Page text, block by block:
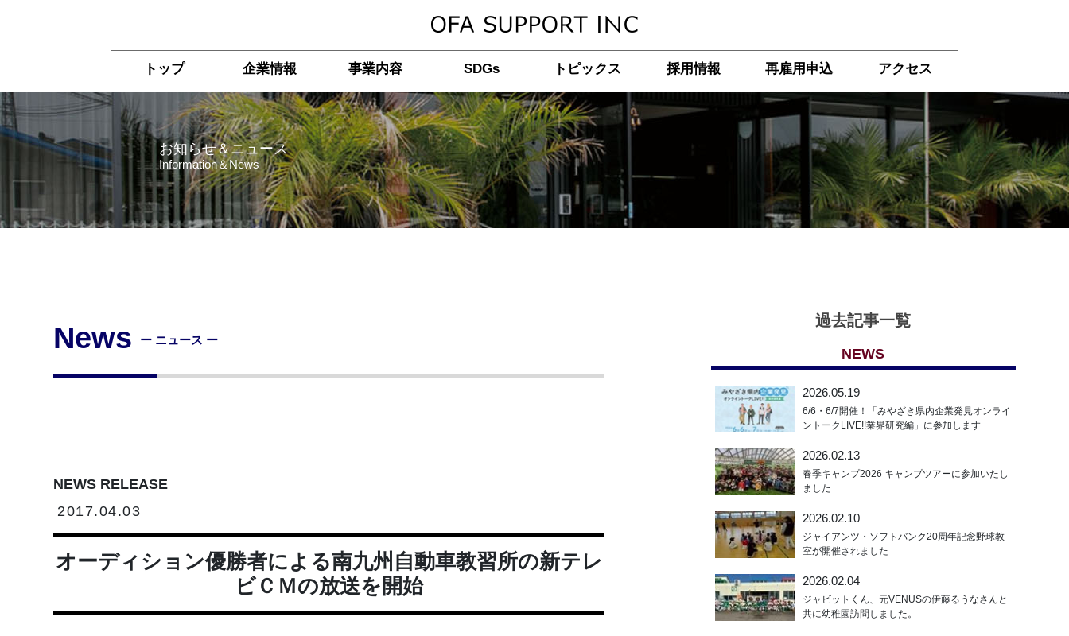
お知らせ＆ニュース
Information＆News
トップ 企業情報 事業内容 SDGs トピックス 採用情報 再雇用申込 アクセス
News ー ニュース ー
NEWS RELEASE
2017.04.03
オーディション優勝者による南九州自動車教習所の新テレ
ビＣＭの放送を開始
過去記事一覧
NEWS
2026.05.19
6/6・6/7開催！「みやざき県内企業発見オンライ
ントークLIVE!!業界研究編」に参加します
2026.02.13
春季キャンプ2026 キャンプツアーに参加いたし
ました
2026.02.10
ジャイアンツ・ソフトバンク20周年記念野球教
室が開催されました
2026.02.04
ジャビットくん、元VENUSの伊藤るうなさんと
共に幼稚園訪問しました。